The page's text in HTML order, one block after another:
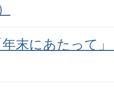
末にあたって